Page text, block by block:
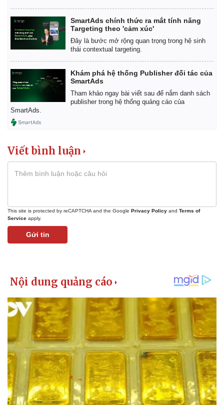
SmartAds chính thức ra mắt tính năng
Targeting theo 'cảm xúc'
Đây là bước mở rộng quan trọng trong hệ sinh
thái contextual targeting.
Khám phá hệ thống Publisher đối tác của
SmartAds
Tham khảo ngay bài viết sau để nắm danh sách
publisher trong hệ thống quảng cáo của
SmartAds.
Viết bình luận
This site is protected by reCAPTCHA and the Google Privacy Policy and Terms of
Service apply.
Gửi tin